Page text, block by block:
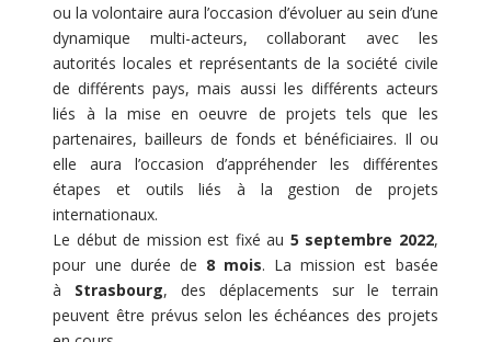
ou la volontaire aura l’occasion d’évoluer au sein d’une
dynamique multi-acteurs, collaborant avec les
autorités locales et représentants de la société civile
de différents pays, mais aussi les différents acteurs
liés à la mise en oeuvre de projets tels que les
partenaires, bailleurs de fonds et bénéficiaires. Il ou
elle aura l’occasion d’appréhender les différentes
étapes et outils liés à la gestion de projets
internationaux.
Le début de mission est fixé au 5 septembre 2022,
pour une durée de 8 mois. La mission est basée
à Strasbourg, des déplacements sur le terrain
peuvent être prévus selon les échéances des projets